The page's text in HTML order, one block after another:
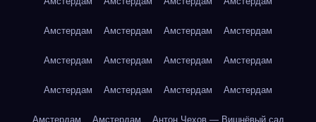
Амстердам Амстердам Амстердам Амстердам
Амстердам Амстердам Амстердам Амстердам
Амстердам Амстердам Амстердам Амстердам
Амстердам Амстердам Антон Чехов — Вишнёвый сад